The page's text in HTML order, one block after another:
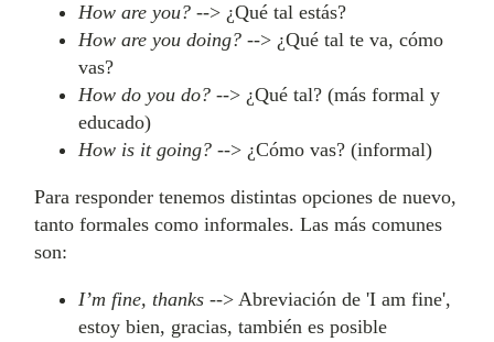
How are you? --> ¿Qué tal estás?
How are you doing? --> ¿Qué tal te va, cómo
vas?
How do you do? --> ¿Qué tal? (más formal y
educado)
How is it going? --> ¿Cómo vas? (informal)
Para responder tenemos distintas opciones de nuevo,
tanto formales como informales. Las más comunes
son:
I’m fine, thanks --> Abreviación de 'I am fine',
estoy bien, gracias, también es posible